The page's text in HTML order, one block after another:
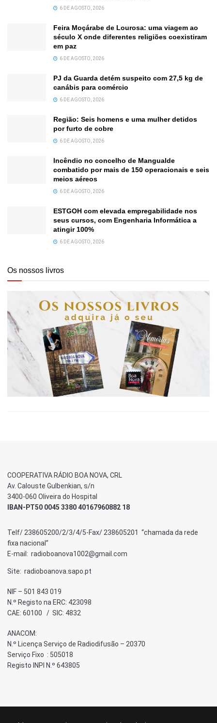
6 DE AGOSTO, 2026
Feira Moçárabe de Lourosa: uma viagem ao
século X onde diferentes religiões coexistiram
em paz
6 DE AGOSTO, 2026
PJ da Guarda detém suspeito com 27,5 kg de
canábis para comércio
6 DE AGOSTO, 2026
Região: Seis homens e uma mulher detidos
por furto de cobre
6 DE AGOSTO, 2026
Incêndio no concelho de Mangualde
combatido por mais de 150 operacionais e seis
meios aéreos
6 DE AGOSTO, 2026
ESTGOH com elevada empregabilidade nos
seus cursos, com Engenharia Informática a
atingir 100%
6 DE AGOSTO, 2026
Os nossos livros
COOPERATIVA RÁDIO BOA NOVA, CRL
Av. Calouste Gulbenkian, s/n
3400-060 Oliveira do Hospital
IBAN-PT50 0045 3380 40167960882 18
Telf/ 238605200/2/3/4/5-Fax/ 238605201 “chamada da rede
fixa nacional”
E-mail: radioboanova1002@gmail.com
Site: radioboanova.sapo.pt
NIF – 501 843 019
N.º Registo na ERC: 423098
CAE: 60100 / SIC: 4832
ANACOM:
N.º Licença Serviço de Radiodifusão – 20370
Serviço Fixo : 505018
Registo INPI N.º 643805